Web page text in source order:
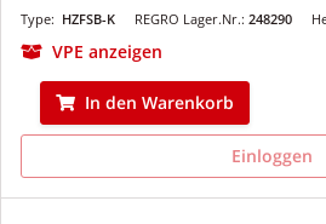
REGRO Lager.Nr.: 248290
Type: HZFSB-K
VPE anzeigen
In den Warenkorb
Einloggen